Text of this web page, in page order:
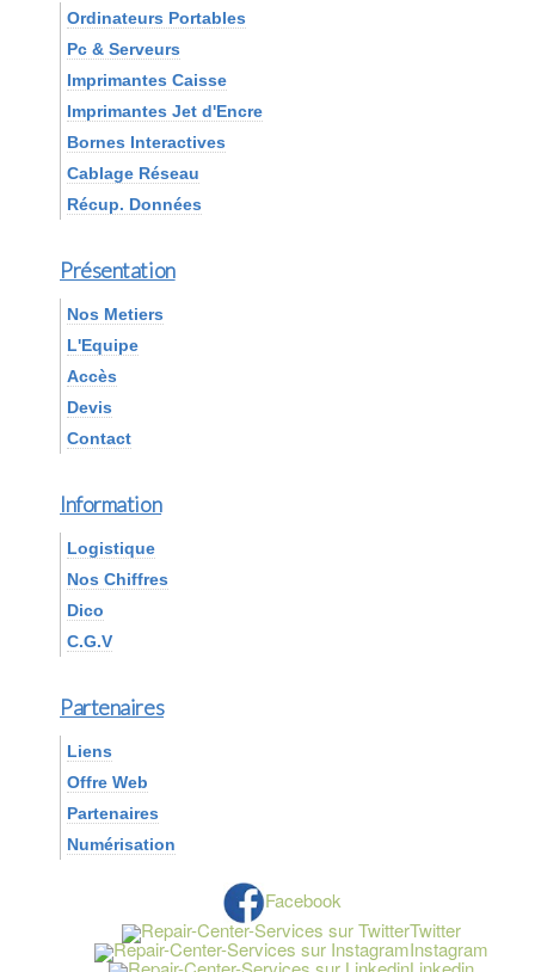
Ordinateurs Portables
Pc & Serveurs
Imprimantes Caisse
Imprimantes Jet d'Encre
Bornes Interactives
Cablage Réseau
Récup. Données
Présentation
Nos Metiers
L'Equipe
Accès
Devis
Contact
Information
Logistique
Nos Chiffres
Dico
C.G.V
Partenaires
Liens
Offre Web
Partenaires
Numérisation
Facebook
Twitter
Instagram